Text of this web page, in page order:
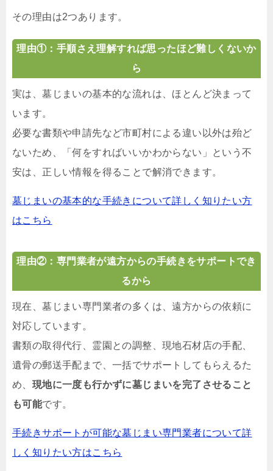
その理由は2つあります。
理由①：手順さえ理解すれば思ったほど難しくないか
ら
実は、墓じまいの基本的な流れは、ほとんど決まって
います。
必要な書類や申請先など市町村による違い以外は殆ど
ないため、「何をすればいいかわからない」という不
安は、正しい情報を得ることで解消できます。
墓じまいの基本的な手続きについて詳しく知りたい方
はこちら
理由②：専門業者が遠方からの手続きをサポートでき
るから
現在、墓じまい専門業者の多くは、遠方からの依頼に
対応しています。
書類の取得代行、霊園との調整、現地石材店の手配、
遺骨の郵送手配まで、一括でサポートしてもらえるた
め、 現地に一度も行かずに墓じまいを完了させること
も可能です。
手続きサポートが可能な墓じまい専門業者について詳
しく知りたい方はこちら